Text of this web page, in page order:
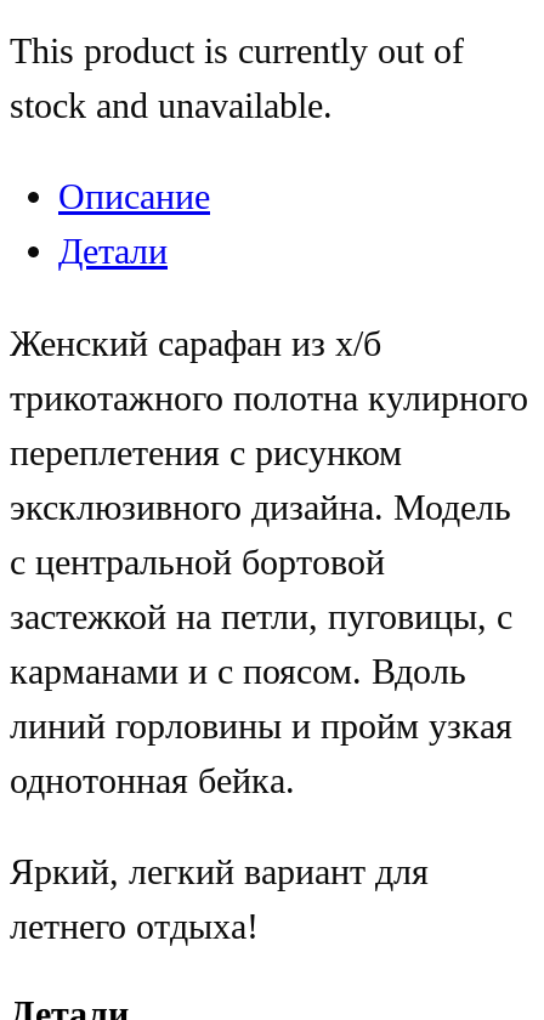
This product is currently out of
stock and unavailable.
Описание
Детали
Женский сарафан из х/б
трикотажного полотна кулирного
переплетения с рисунком
эксклюзивного дизайна. Модель
с центральной бортовой
застежкой на петли, пуговицы, с
карманами и с поясом. Вдоль
линий горловины и пройм узкая
однотонная бейка.
Яркий, легкий вариант для
летнего отдыха!